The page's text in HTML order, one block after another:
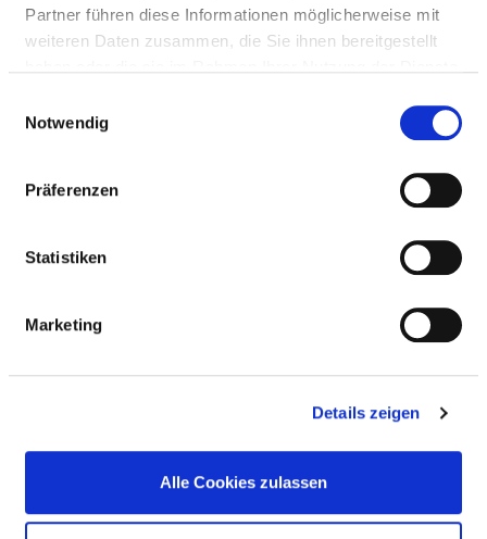
Partner führen diese Informationen möglicherweise mit
weiteren Daten zusammen, die Sie ihnen bereitgestellt
Notwendig
Präferenzen
Statistiken
Marketing
Details zeigen
Alle Cookies zulassen
Anfahrt
http://www.krankenhaus-mol-de
BASIS-INFOS
Anzahl Betten: 133
Teilstationäre Fallzahl: 14
Oderland GmbH
Art des Trägers: öffentlich